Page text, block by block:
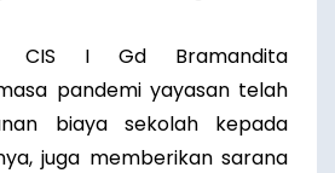
CIS I Gd Bramandita
pandemi yayasan telah
biaya sekolah kepada
juga memberikan sarana